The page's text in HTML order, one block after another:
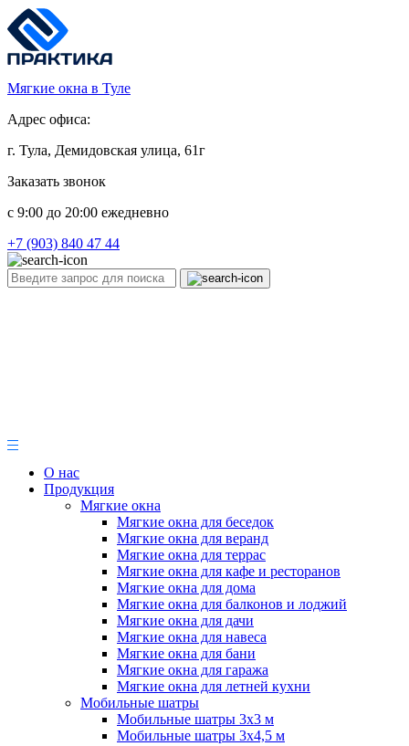
Мягкие окна в Туле
Адрес офиса:
г. Тула, Демидовская улица, 61г
Заказать звонок
c 9:00 до 20:00 ежедневно
+7 (903) 840 47 44
О нас
Продукция
Мягкие окна
Мягкие окна для беседок
Мягкие окна для веранд
Мягкие окна для террас
Мягкие окна для кафе и ресторанов
Мягкие окна для дома
Мягкие окна для балконов и лоджий
Мягкие окна для дачи
Мягкие окна для навеса
Мягкие окна для бани
Мягкие окна для гаража
Мягкие окна для летней кухни
Мобильные шатры
Мобильные шатры 3х3 м
Мобильные шатры 3х4,5 м